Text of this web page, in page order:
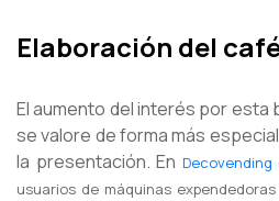
Elaboración del
El aumento del interés por esta
se valore de forma más
la presentación. En Decovending
usuarios de máquinas